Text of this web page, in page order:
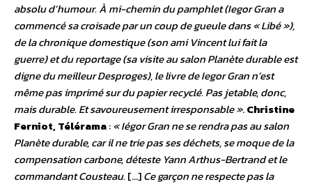
absolu d’humour. À mi-chemin du pamphlet (Iegor Gran a
commencé sa croisade par un coup de gueule dans « Libé »),
de la chronique domestique (son ami Vincent lui fait la
guerre) et du reportage (sa visite au salon Planète durable est
digne du meilleur Desproges), le livre de Iegor Gran n’est
même pas imprimé sur du papier recyclé. Pas jetable, donc,
mais durable. Et savoureusement irresponsable ».Christine
Ferniot, Télérama:« Iégor Gran ne se rendra pas au salon
Planète durable, car il ne trie pas ses déchets, se moque de la
compensation carbone, déteste Yann Arthus-Bertrand et le
commandant Cousteau.[…]Ce garçon ne respecte pas la